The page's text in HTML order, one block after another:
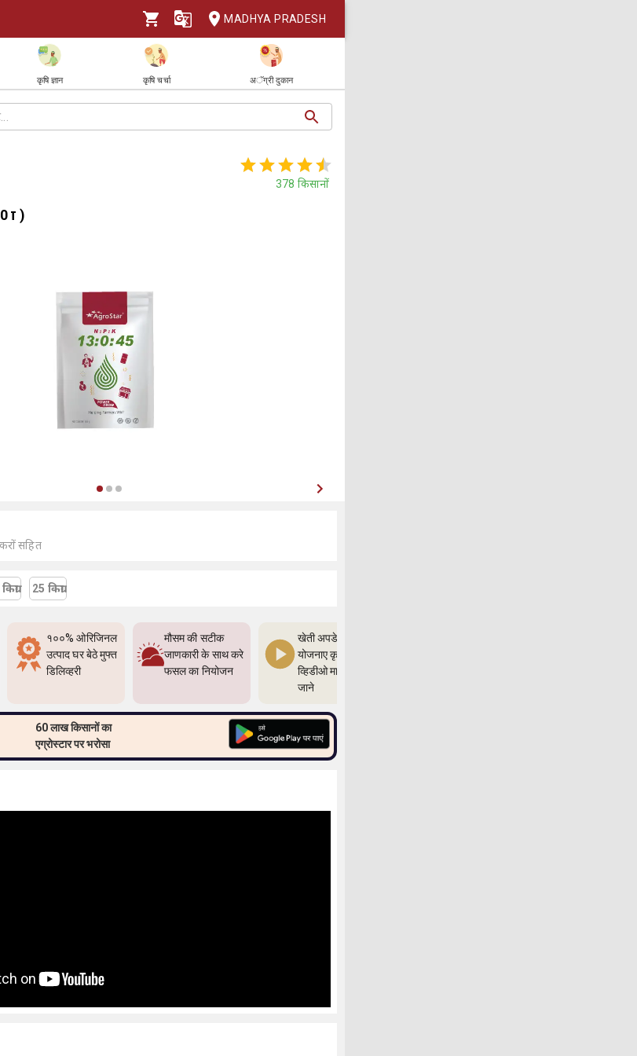
MADHYA PRADESH
कृषि ज्ञान कृषि चर्चा अॅग्री दुकान
378 किसानों
)
सहित
25 किग्रा
१००% ओरिजिनल
उत्पाद घर बेठे मुफ्त
डिलिव्हरी
मौसम की सटीक
जाणकारी के साथ करे
फसल का नियोजन
खेती अपडेत,और
योजनाए कृषी ज्ञान
व्हिडीओ माध्यम से
जाने
60 लाख किसानों का
एग्रोस्टार पर भरोसा